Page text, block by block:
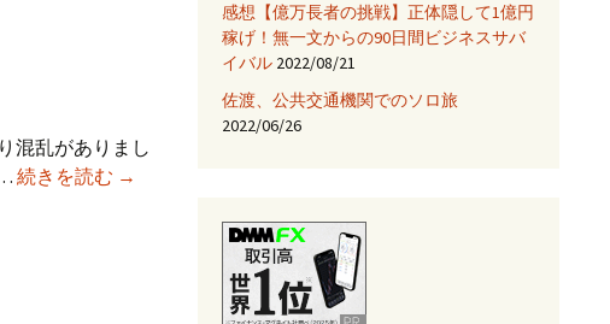
AjaxTagsを使ってみる
eclipse -乗り換え→
NetBeans
混乱がありまし
続きを読む MacBook
→
感想【億万長者の挑戦】正体隠して1億円
稼げ！無一文からの90日間ビジネスサバ
イバル 2022/08/21
佐渡、公共交通機関でのソロ旅
2022/06/26